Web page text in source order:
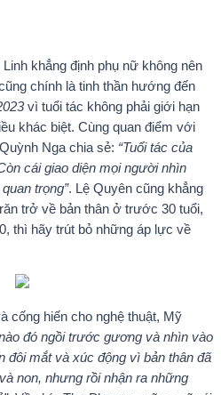
khẳng định phụ nữ không nên
chính là tinh thần hướng đến
vì tuổi tác không phải giới hạn
khác biệt. Cùng quan điểm với
Nga chia sẻ: “Tuổi tác của
cái giao diện mọi người nhìn
trọng”. Lệ Quyên cũng khẳng
trở về bản thân ở trước 30 tuổi,
thì hãy trút bỏ những áp lực về
cống hiến cho nghệ thuật, Mỹ
đó ngồi trước gương và nhìn vào
đôi mắt và xúc động vì bản thân đã
non, nhưng rồi nhận ra những